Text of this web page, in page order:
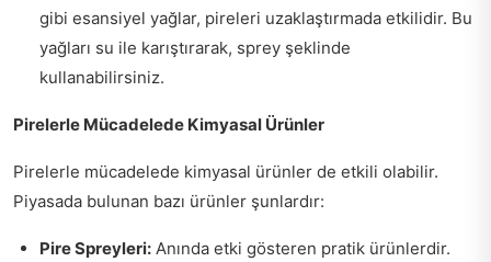
gibi esansiyel yağlar, pireleri uzaklaştırmada etkilidir. Bu
yağları su ile karıştırarak, sprey şeklinde
kullanabilirsiniz.
Pirelerle Mücadelede Kimyasal Ürünler
Pirelerle mücadelede kimyasal ürünler de etkili olabilir.
Piyasada bulunan bazı ürünler şunlardır:
Pire Spreyleri: Anında etki gösteren pratik ürünlerdir.